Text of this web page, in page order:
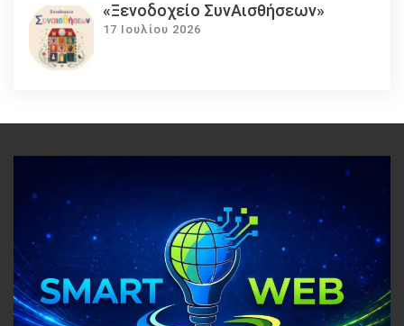
«Ξενοδοχείο ΣυνΑισθήσεων»
17 Ιουλίου 2026